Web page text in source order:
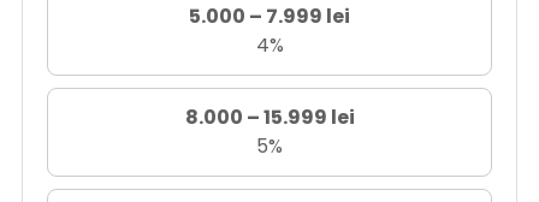
5.000 – 7.999 lei
4%
8.000 – 15.999 lei
5%